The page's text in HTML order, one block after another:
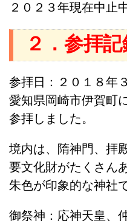
２０２３年現在中止
２．参拝
参拝日：２０１８年
愛知県岡崎市伊賀町
参拝しました。
境内は、隋神門、拝
要文化財がたくさん
朱色が印象的な神社
御祭神：応神天皇、